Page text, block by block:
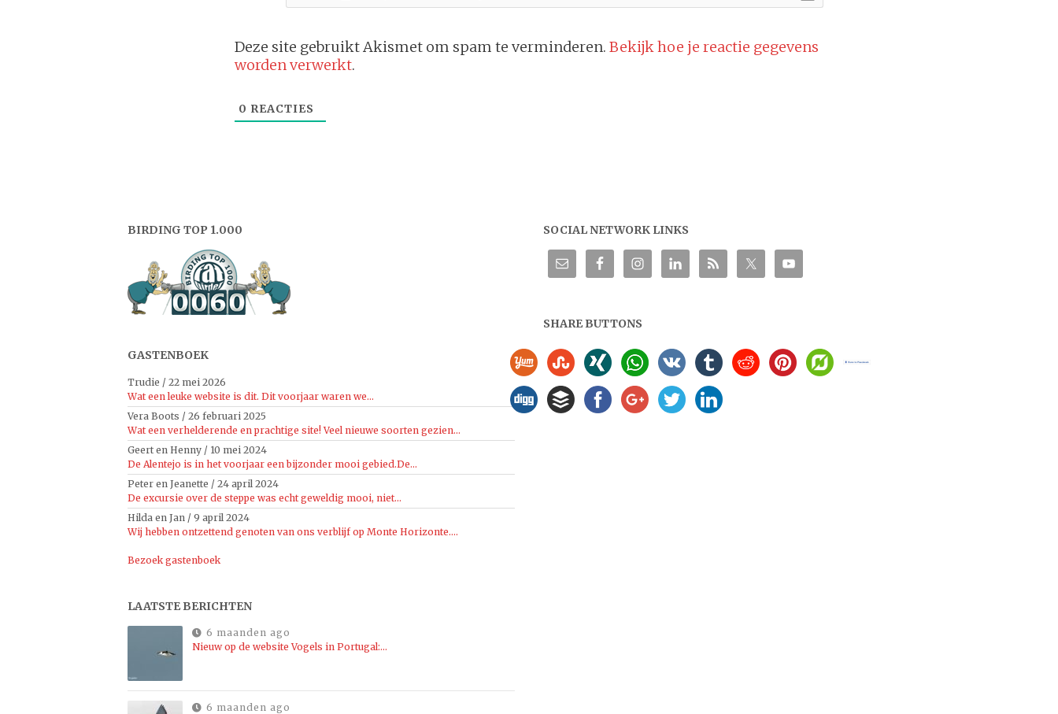
Deze site gebruikt Akismet om spam te verminderen. Bekijk hoe je reactie gegevens
worden verwerkt.
0 REACTIES
BIRDING TOP 1.000
GASTENBOEK
Trudie / 22 mei 2026
Wat een leuke website is dit. Dit voorjaar waren we...
Vera Boots / 26 februari 2025
Wat een verhelderende en prachtige site! Veel nieuwe soorten gezien...
Geert en Henny / 10 mei 2024
De Alentejo is in het voorjaar een bijzonder mooi gebied.De...
Peter en Jeanette / 24 april 2024
De excursie over de steppe was echt geweldig mooi, niet...
Hilda en Jan / 9 april 2024
Wij hebben ontzettend genoten van ons verblijf op Monte Horizonte....
Bezoek gastenboek
LAATSTE BERICHTEN
6 maanden ago
Nieuw op de website Vogels in Portugal:…
6 maanden ago
SOCIAL NETWORK LINKS
SHARE BUTTONS